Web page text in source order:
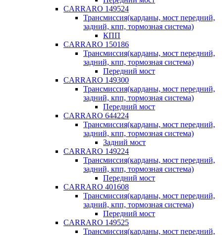
CARRARO 149524
Трансмиссия(карданы, мост передний,
задний, кпп, тормозная система)
КПП
CARRARO 150186
Трансмиссия(карданы, мост передний,
задний, кпп, тормозная система)
Передний мост
CARRARO 149300
Трансмиссия(карданы, мост передний,
задний, кпп, тормозная система)
Передний мост
CARRARO 644224
Трансмиссия(карданы, мост передний,
задний, кпп, тормозная система)
Задний мост
CARRARO 149224
Трансмиссия(карданы, мост передний,
задний, кпп, тормозная система)
Передний мост
CARRARO 401608
Трансмиссия(карданы, мост передний,
задний, кпп, тормозная система)
Передний мост
CARRARO 149525
Трансмиссия(карданы, мост передний,